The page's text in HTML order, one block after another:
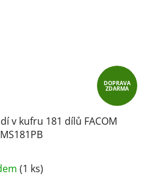
DOPRAVA
ZDARMA
v kufru 181 dílů FACOM
(1 ks)